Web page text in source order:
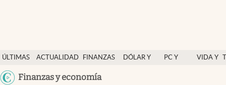
ÚLTIMAS
NOTICIAS
ACTUALIDAD
FINANZAS
DÓLAR Y
PC Y
VIDA Y
Finanzas y economía
Actualidad
Finanzas y economía